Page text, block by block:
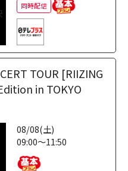
同時配信
TOUR [RIIZING
in TOKYO
08/08(土)
09:00～11:50